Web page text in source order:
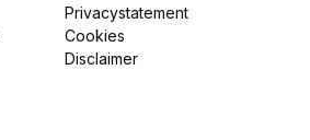
Privacystatement
Cookies
Disclaimer